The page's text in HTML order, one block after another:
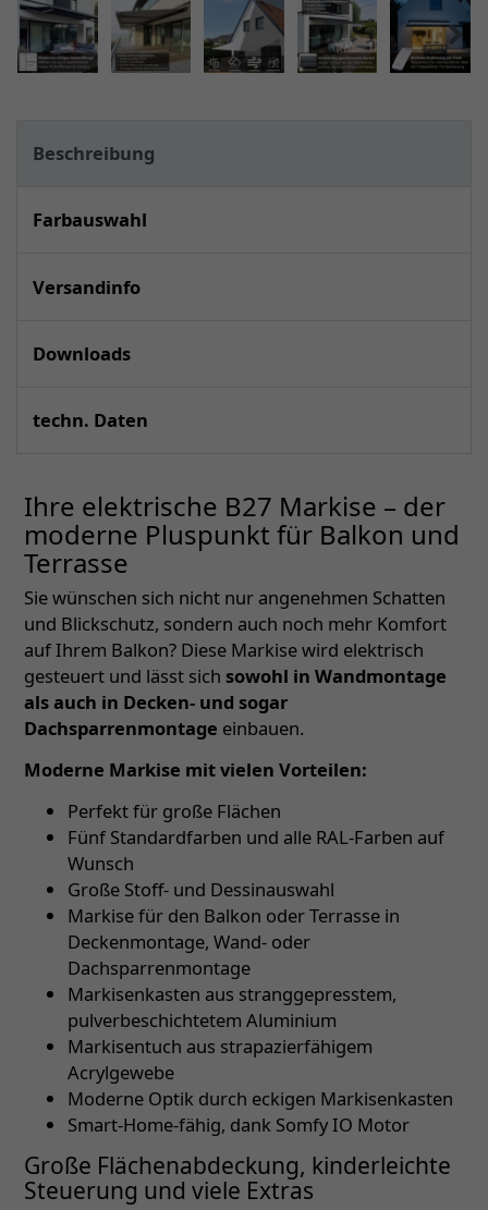
Beschreibung
Farbauswahl
Versandinfo
Downloads
techn. Daten
Ihre elektrische B27 Markise – der
moderne Pluspunkt für Balkon und
Terrasse
Sie wünschen sich nicht nur angenehmen Schatten
und Blickschutz, sondern auch noch mehr Komfort
auf Ihrem Balkon? Diese Markise wird elektrisch
gesteuert und lässt sich sowohl in Wandmontage
als auch in Decken- und sogar
Dachsparrenmontage einbauen.
Moderne Markise mit vielen Vorteilen:
Perfekt für große Flächen
Fünf Standardfarben und alle RAL-Farben auf
Wunsch
Große Stoff- und Dessinauswahl
Markise für den Balkon oder Terrasse in
Deckenmontage, Wand- oder
Dachsparrenmontage
Markisenkasten aus stranggepresstem,
pulverbeschichtetem Aluminium
Markisentuch aus strapazierfähigem
Acrylgewebe
Moderne Optik durch eckigen Markisenkasten
Smart-Home-fähig, dank Somfy IO Motor
Große Flächenabdeckung, kinderleichte
Steuerung und viele Extras